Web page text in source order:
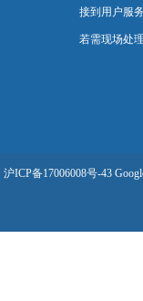
接到用户服
若需现场处
沪ICP备17006008号-43